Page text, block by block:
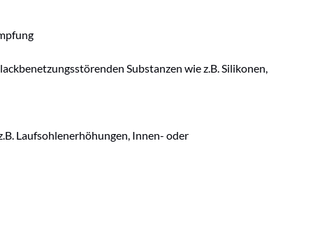
Substanzen wie z.B. Silikonen,
Laufsohlenerhöhungen, Innen- oder